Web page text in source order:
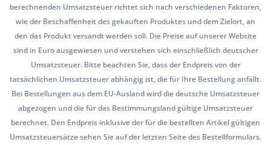
berechnenden Umsatzsteuer richtet sich nach verschiedenen Faktoren,
wie der Beschaffenheit des gekauften Produktes und dem Zielort, an
den das Produkt versandt werden soll. Die Preise auf unserer Website
sind in Euro ausgewiesen und verstehen sich einschließlich deutscher
Umsatzsteuer. Bitte beachten Sie, dass der Endpreis von der
tatsächlichen Umsatzsteuer abhängig ist, die für Ihre Bestellung anfällt.
Bei Bestellungen aus dem EU-Ausland wird die deutsche Umsatzsteuer
abgezogen und die für das Bestimmungsland gültige Umsatzsteuer
berechnet. Den Endpreis inklusive der für die bestellten Artikel gültigen
Umsatzsteuersätze sehen Sie auf der letzten Seite des Bestellformulars.